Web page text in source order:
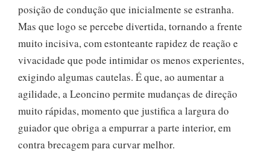
posição de condução que inicialmente se estranha.
Mas que logo se percebe divertida, tornando a frente
muito incisiva, com estonteante rapidez de reação e
vivacidade que pode intimidar os menos experientes,
exigindo algumas cautelas. É que, ao aumentar a
agilidade, a Leoncino permite mudanças de direção
muito rápidas, momento que justifica a largura do
guiador que obriga a empurrar a parte interior, em
contra brecagem para curvar melhor.